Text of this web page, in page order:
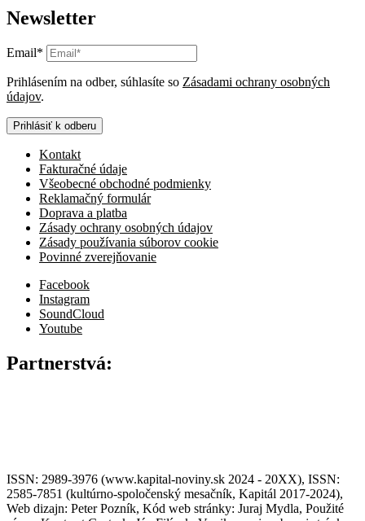
Newsletter
Email*
Prihlásením na odber, súhlasíte so Zásadami ochrany osobných
údajov.
Prihlásiť k odberu
Kontakt
Fakturačné údaje
Všeobecné obchodné podmienky
Reklamačný formulár
Doprava a platba
Zásady ochrany osobných údajov
Zásady používania súborov cookie
Povinné zverejňovanie
Facebook
Instagram
SoundCloud
Youtube
Partnerstvá:
ISSN: 2989-3976 (www.kapital-noviny.sk 2024 - 20XX), ISSN:
2585-7851 (kultúrno-spoločenský mesačník, Kapitál 2017-2024),
Web dizajn: Peter Pozník, Kód web stránky: Juraj Mydla, Použité